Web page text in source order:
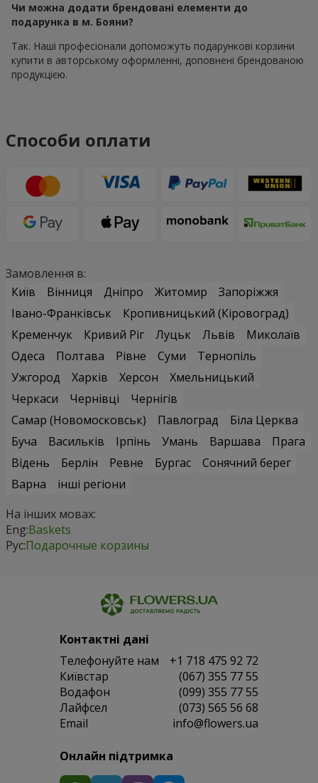
Чи можна додати брендовані елементи до
подарунка в м. Бояни?
Так. Наші професіонали допоможуть подарункові корзини
купити в авторському оформленні, доповнені брендованою
продукцією.
Способи оплати
Замовлення в:
Київ
Вінниця Дніпро Житомир
Запоріжжя
Івано-Франківськ
Кропивницький (Кіровоград)
Кременчук
Кривий Ріг Луцьк Львів
Миколаїв
Одеса
Полтава Рівне Суми
Тернопіль
Ужгород
Харків Херсон
Хмельницький
Черкаси
Чернівці
Чернігів
Самар (Новомосковськ)
Павлоград
Біла Церква
Буча
Васильків Ірпінь Умань Варшава
Прага
Відень
Берлін Ревне Бургас
Сонячний берег
Варна
інші регіони
На інших мовах:
Eng:Baskets
Рус:Подарочные корзины
Контактні дані
Телефонуйте нам
+1 718 475 92 72
Київстар
(067) 355 77 55
Водафон
(099) 355 77 55
Лайфсел
(073) 565 56 68
Email
info@flowers.ua
Онлайн підтримка